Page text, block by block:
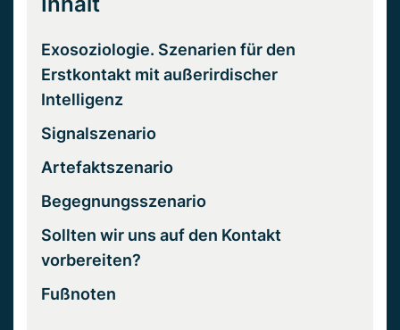
Exosoziologie. Szenarien für den
Erstkontakt mit außerirdischer
Intelligenz
Signalszenario
Artefaktszenario
Begegnungsszenario
Sollten wir uns auf den Kontakt
vorbereiten?
Fußnoten